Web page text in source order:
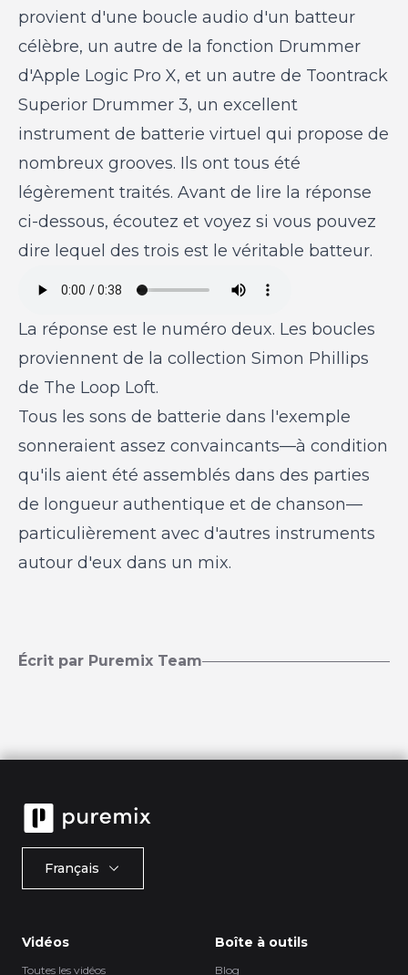
provient d'une boucle audio d'un batteur
célèbre, un autre de la fonction Drummer
d'Apple Logic Pro X, et un autre de Toontrack
Superior Drummer 3, un excellent
instrument de batterie virtuel qui propose de
nombreux grooves. Ils ont tous été
légèrement traités. Avant de lire la réponse
ci-dessous, écoutez et voyez si vous pouvez
dire lequel des trois est le véritable batteur.
La réponse est le numéro deux. Les boucles
proviennent de la collection Simon Phillips
de The Loop Loft.
Tous les sons de batterie dans l'exemple
sonneraient assez convaincants—à condition
qu'ils aient été assemblés dans des parties
de longueur authentique et de chanson—
particulièrement avec d'autres instruments
autour d'eux dans un mix.
Écrit par Puremix Team
Français
Vidéos
Toutes les vidéos
Boîte à outils
Blog